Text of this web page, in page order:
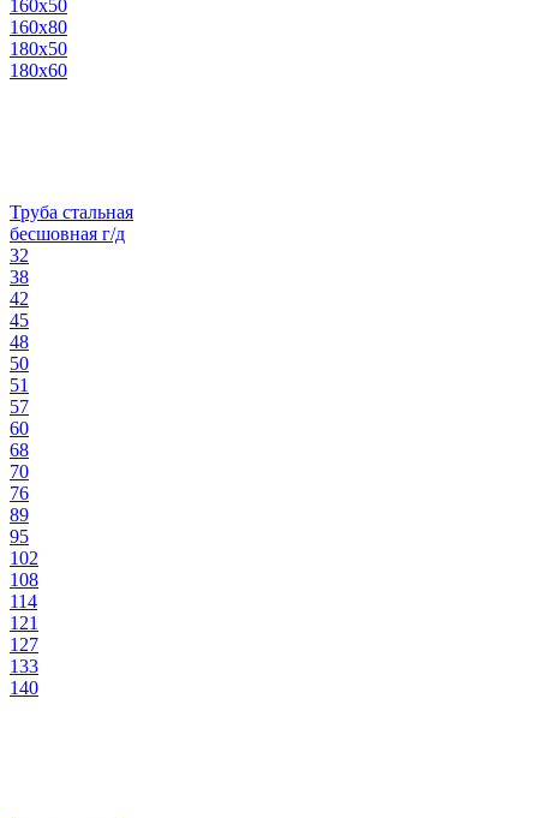
160х50
160х80
180х50
180х60
Труба стальная
бесшовная г/д
32
38
42
45
48
50
51
57
60
68
70
76
89
95
102
108
114
121
127
133
140